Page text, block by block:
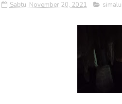
Sabtu, November 20, 2021